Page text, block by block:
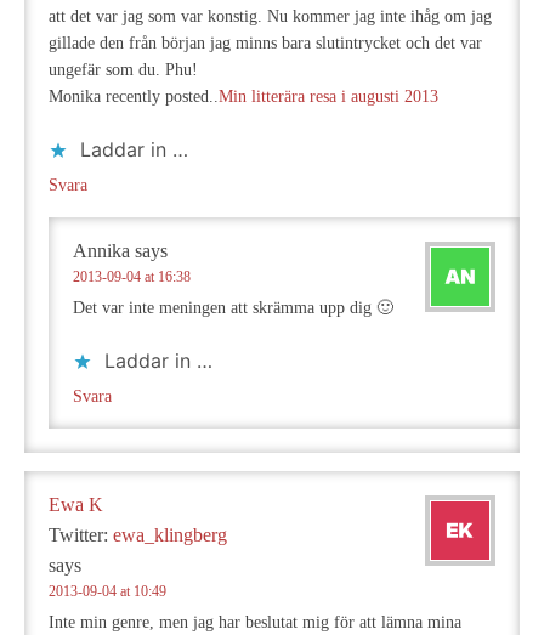
att det var jag som var konstig. Nu kommer jag inte ihåg om jag
gillade den från början jag minns bara slutintrycket och det var
ungefär som du. Phu!
Monika recently posted..Min litterära resa i augusti 2013
Laddar in …
Svara
Annika says
2013-09-04 at 16:38
Det var inte meningen att skrämma upp dig 🙂
Laddar in …
Svara
Ewa K
Twitter: ewa_klingberg
says
2013-09-04 at 10:49
Inte min genre, men jag har beslutat mig för att lämna mina